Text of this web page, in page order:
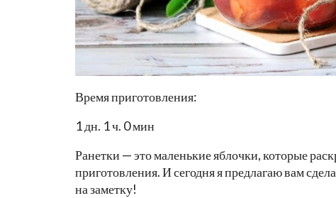
Время приготовления:
1 дн. 1 ч. 0 мин
Ранетки — это маленькие яблочки, которые
приготовления. И сегодня я предлагаю вам
на заметку!